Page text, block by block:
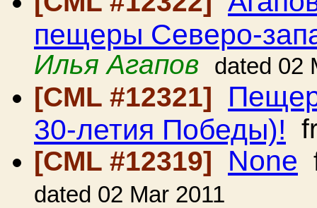
пещеры Северо-
Илья Агапов
dated 02
[CML #12321]
30-летия Победы)!
[CML #12319]
None
dated 02 Mar 2011